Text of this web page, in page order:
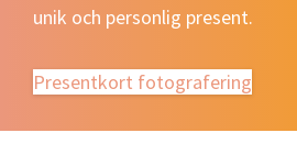
unik och personlig present.
Presentkort fotografering